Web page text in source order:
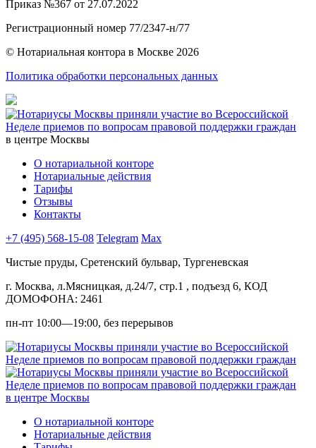
Приказ №367 от 27.07.2022
Регистрационный номер 77/2347-н/77
© Нотариальная контора в Москве 2026
Политика обработки персональных данных
в центре Москвы
О нотариальной конторе
Нотариальные действия
Тарифы
Отзывы
Контакты
+7 (495) 568-15-08 Telegram Max
Чистые пруды, Сретенский бульвар, Тургеневская
г. Москва, л.Мясницкая, д.24/7, стр.1 , подъезд 6, КОД
ДОМОФОНА: 2461
пн-пт 10:00—19:00, без перерывов
в центре Москвы
О нотариальной конторе
Нотариальные действия